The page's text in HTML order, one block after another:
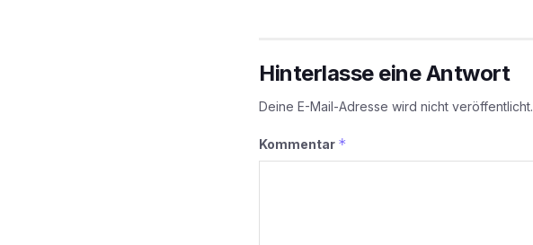
Hinterlasse eine Antwort
Deine E-Mail-Adresse wird nicht veröffentlicht.
Kommentar *